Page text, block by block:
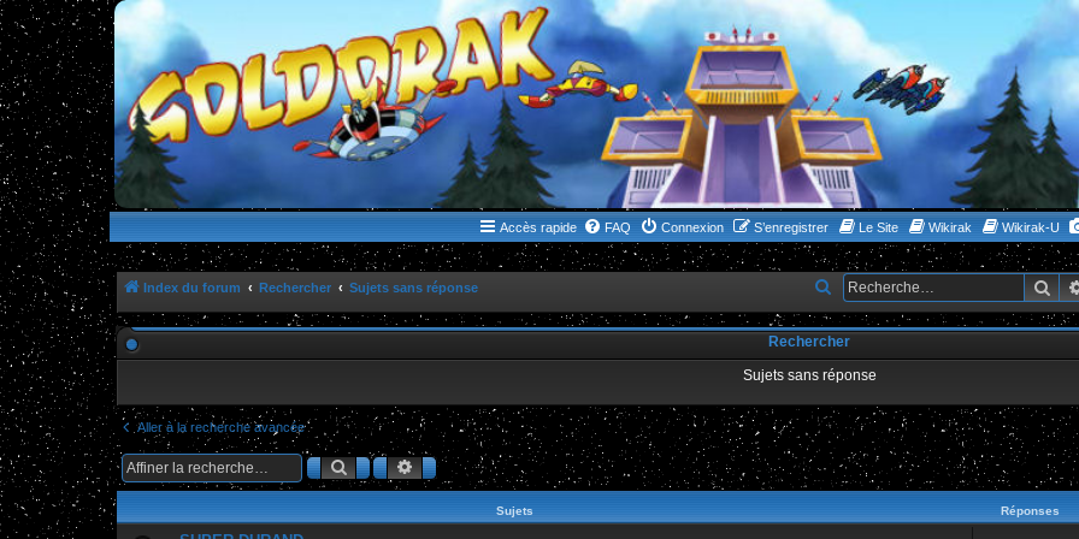
WWW.GOLDORAKGO.COM
le site de la Lune Rouge
Accès rapide FAQ Connexion S’enregistrer Le Site Wikirak Wikirak-U
Index du forum Rechercher Sujets sans réponse
e
c
h
e
r
h
e
Rechercher
Sujets sans réponse
Aller à la recherche avancée
RechercherRecherche avancée
Sujets Réponses